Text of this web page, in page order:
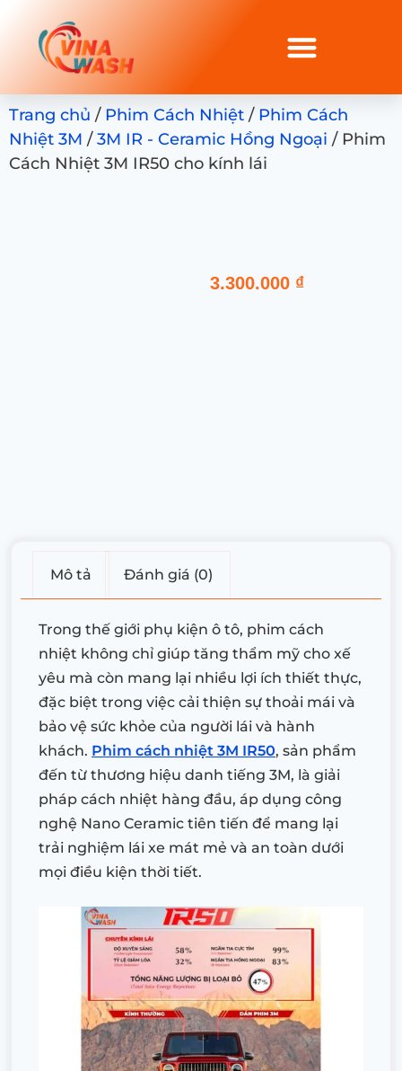
Trang chủ / Phim Cách Nhiệt / Phim Cách
Nhiệt 3M /3M IR - Ceramic Hồng Ngoại / Phim
Cách Nhiệt 3M IR50 cho kính lái
3.300.000 ₫
Mô tả Đánh giá (0)
Trong thế giới phụ kiện ô tô, phim cách
nhiệt không chỉ giúp tăng thẩm mỹ cho xế
yêu mà còn mang lại nhiều lợi ích thiết thực,
đặc biệt trong việc cải thiện sự thoải mái và
bảo vệ sức khỏe của người lái và hành
khách. Phim cách nhiệt 3M IR50, sản phẩm
đến từ thương hiệu danh tiếng 3M, là giải
pháp cách nhiệt hàng đầu, áp dụng công
nghệ Nano Ceramic tiên tiến để mang lại
trải nghiệm lái xe mát mẻ và an toàn dưới
mọi điều kiện thời tiết.